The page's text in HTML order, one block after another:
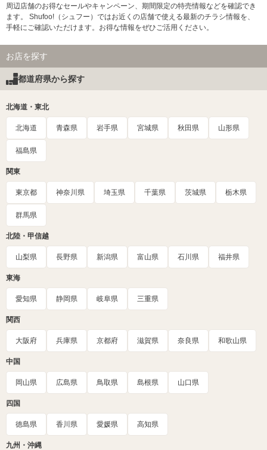
周辺店舗のお得なセールやキャンペーン、期間限定の特売情報などを確認でき
ます。 Shufoo!（シュフー）ではお近くの店舗で使える最新のチラシ情報を、
手軽にご確認いただけます。お得な情報をぜひご活用ください。
お店を探す
都道府県から探す
北海道・東北
北海道 青森県 岩手県 宮城県 秋田県 山形県
福島県
関東
東京都 神奈川県 埼玉県 千葉県 茨城県 栃木県
群馬県
北陸・甲信越
山梨県 長野県 新潟県 富山県 石川県 福井県
東海
愛知県 静岡県 岐阜県 三重県
関西
大阪府 兵庫県 京都府 滋賀県 奈良県 和歌山県
中国
岡山県 広島県 鳥取県 島根県 山口県
四国
徳島県 香川県 愛媛県 高知県
九州・沖縄